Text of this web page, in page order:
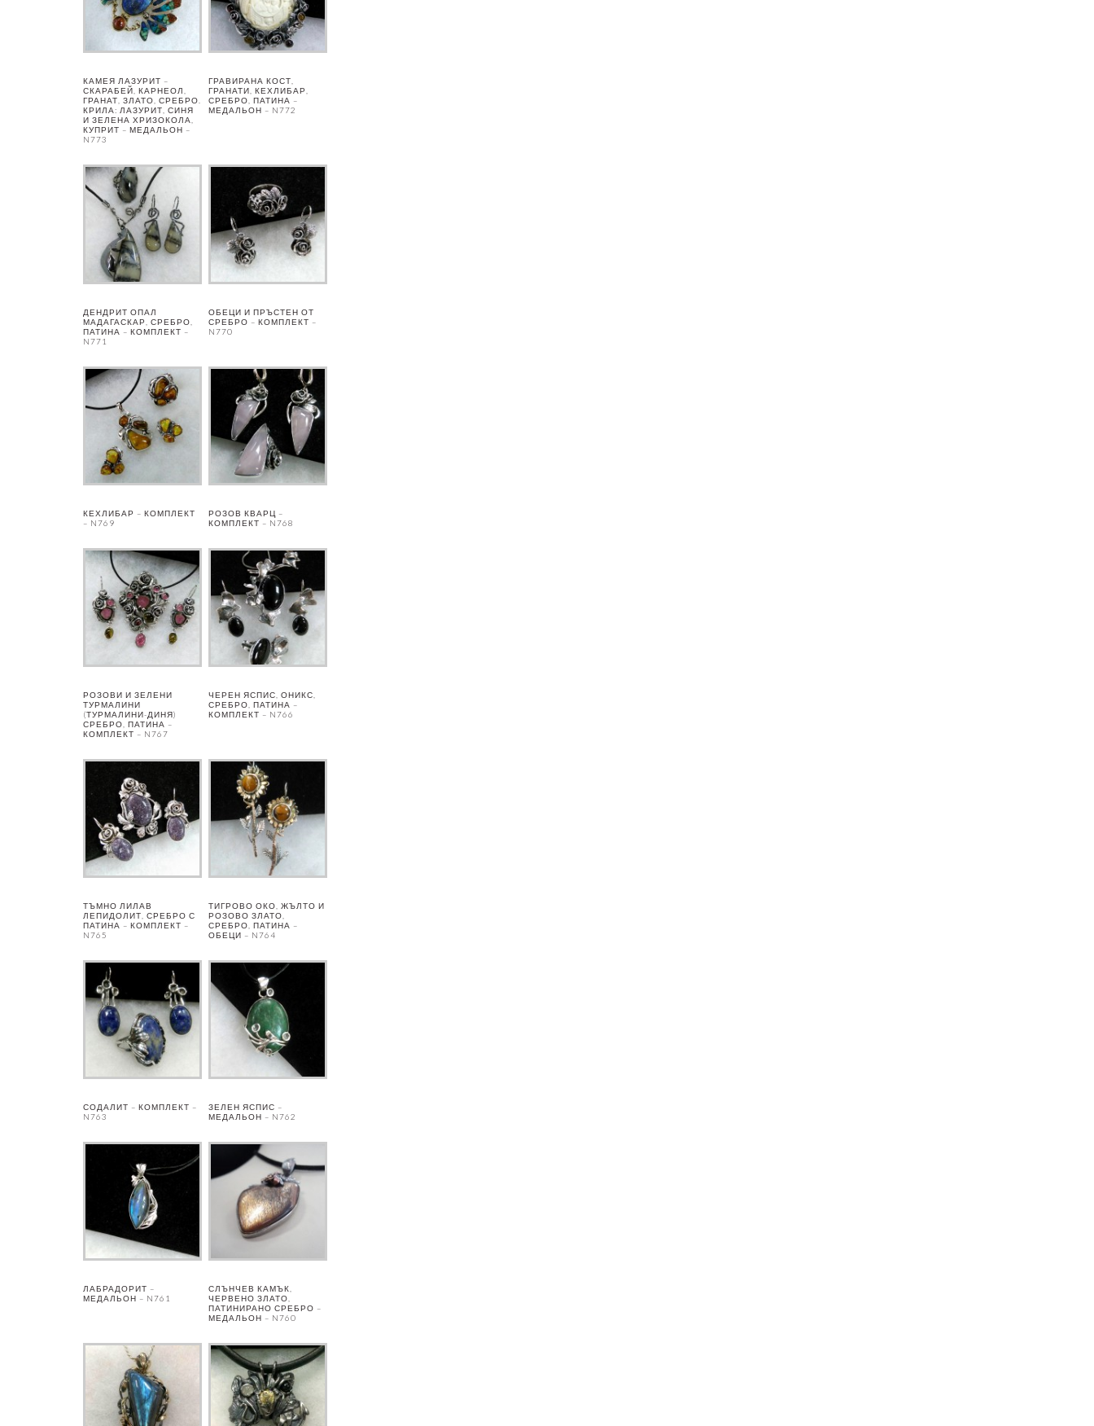
КАМЕЯ ЛАЗУРИТ –
СКАРАБЕЙ, КАРНЕОЛ,
ГРАНАТ, ЗЛАТО, СРЕБРО.
КРИЛА: ЛАЗУРИТ, СИНЯ
И ЗЕЛЕНА ХРИЗОКОЛА,
КУПРИТ – МЕДАЛЬОН –
N773
ГРАВИРАНА КОСТ,
ГРАНАТИ, КЕХЛИБАР,
СРЕБРО, ПАТИНА –
МЕДАЛЬОН – N772
ДЕНДРИТ ОПАЛ
МАДАГАСКАР, СРЕБРО,
ПАТИНА – КОМПЛЕКТ –
N771
ОБЕЦИ И ПРЪСТЕН ОТ
СРЕБРО – КОМПЛЕКТ –
N770
КЕХЛИБАР – КОМПЛЕКТ
– N769
РОЗОВ КВАРЦ –
КОМПЛЕКТ – N768
РОЗОВИ И ЗЕЛЕНИ
ТУРМАЛИНИ
(ТУРМАЛИНИ-ДИНЯ)
СРЕБРО, ПАТИНА –
КОМПЛЕКТ – N767
ЧЕРЕН ЯСПИС, ОНИКС,
СРЕБРО, ПАТИНА –
КОМПЛЕКТ – N766
ТЪМНО ЛИЛАВ
ЛЕПИДОЛИТ, СРЕБРО С
ПАТИНА – КОМПЛЕКТ –
N765
ТИГРОВО ОКО, ЖЪЛТО И
РОЗОВО ЗЛАТО,
СРЕБРО, ПАТИНА –
ОБЕЦИ – N764
СОДАЛИТ – КОМПЛЕКТ –
N763
ЗЕЛЕН ЯСПИС –
МЕДАЛЬОН – N762
ЛАБРАДОРИТ –
МЕДАЛЬОН – N761
СЛЪНЧЕВ КАМЪК,
ЧЕРВЕНО ЗЛАТО,
ПАТИНИРАНО СРЕБРО –
МЕДАЛЬОН – N760